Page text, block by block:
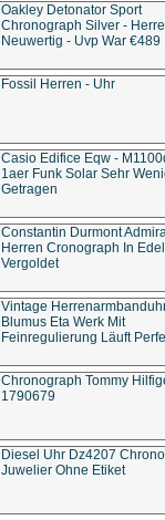
Oakley Detonator Sport
Chronograph Silver -
Neuwertig - Uvp War €489
Fossil Herren - Uhr
Casio Edifice Eqw -
1aer Funk Solar Sehr
Getragen
Constantin Durmont
Herren Cronograph In
Vergoldet
Vintage
Blumus Eta Werk Mit
Feinregulierung Läuft
Chronograph Tommy
1790679
Diesel Uhr Dz4207
Juwelier Ohne Etiket